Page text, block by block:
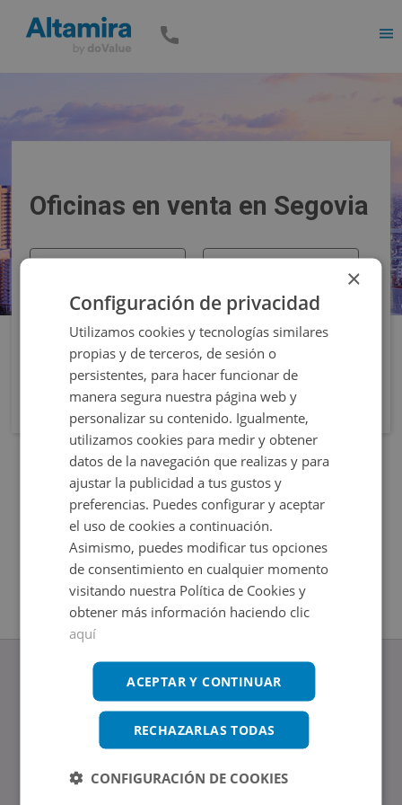
Oficinas en venta en Segovia
www.altamirainmuebles.com
Edificio Skylight
Tel.: 914 842 874
×
Configuración de privacidad
Utilizamos cookies y tecnologías similares
propias y de terceros, de sesión o
persistentes, para hacer funcionar de
manera segura nuestra página web y
personalizar su contenido. Igualmente,
utilizamos cookies para medir y obtener
datos de la navegación que realizas y para
ajustar la publicidad a tus gustos y
preferencias. Puedes configurar y aceptar
el uso de cookies a continuación.
Asimismo, puedes modificar tus opciones
de consentimiento en cualquier momento
visitando nuestra Política de Cookies y
obtener más información haciendo clic
aquí
ACEPTAR Y CONTINUAR
RECHAZARLAS TODAS
CONFIGURACIÓN DE COOKIES